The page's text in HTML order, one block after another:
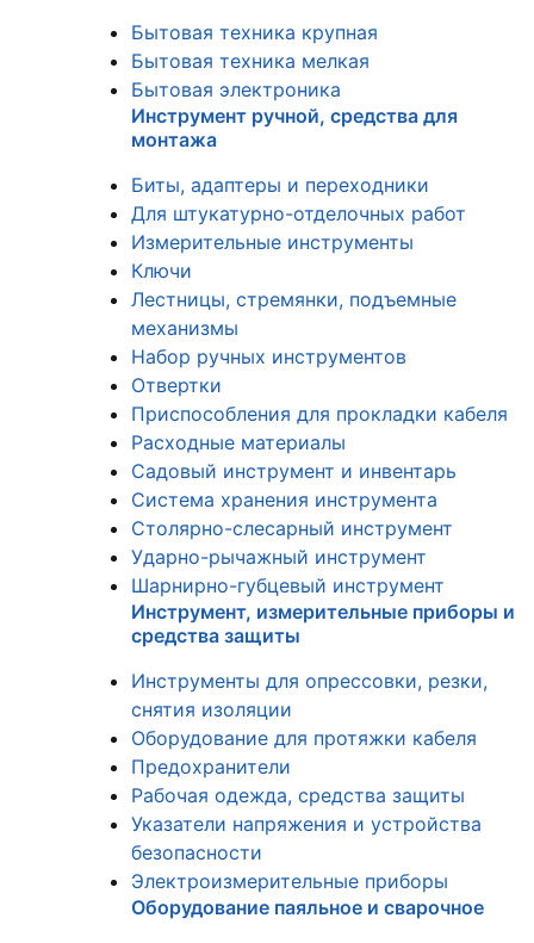
Бытовая техника крупная
Бытовая техника мелкая
Бытовая электроника
Инструмент ручной, средства для
монтажа
Биты, адаптеры и переходники
Для штукатурно-отделочных работ
Измерительные инструменты
Ключи
Лестницы, стремянки, подъемные
механизмы
Набор ручных инструментов
Отвертки
Приспособления для прокладки кабеля
Расходные материалы
Садовый инструмент и инвентарь
Система хранения инструмента
Столярно-слесарный инструмент
Ударно-рычажный инструмент
Шарнирно-губцевый инструмент
Инструмент, измерительные приборы и
средства защиты
Инструменты для опрессовки, резки,
снятия изоляции
Оборудование для протяжки кабеля
Предохранители
Рабочая одежда, средства защиты
Указатели напряжения и устройства
безопасности
Электроизмерительные приборы
Оборудование паяльное и сварочное